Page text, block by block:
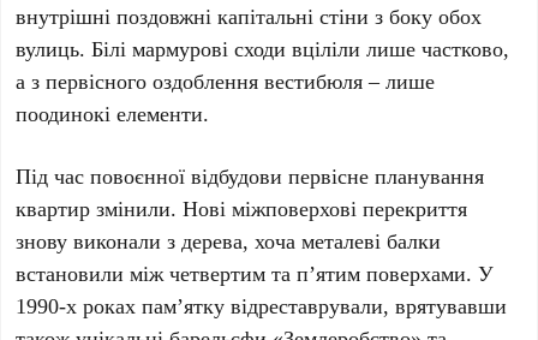
внутрішні поздовжні капітальні стіни з боку обох
вулиць. Білі мармурові сходи вціліли лише частково,
а з первісного оздоблення вестибюля – лише
поодинокі елементи.
Під час повоєнної відбудови первісне планування
квартир змінили. Нові міжповерхові перекриття
знову виконали з дерева, хоча металеві балки
встановили між четвертим та п’ятим поверхами. У
1990-х роках пам’ятку відреставрували, врятувавши